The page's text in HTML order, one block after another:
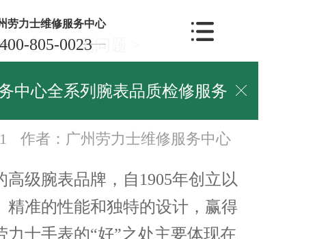
劳力士维修服务中心
400-805-0023
中心全系列腕表品质检修服务 
中心>常见问题
作者：广州劳力士维修服务中心
级腕表品牌，自1905年创立以
精准的性能和独特的设计，赢得
士手表的“好”之处主要体现在